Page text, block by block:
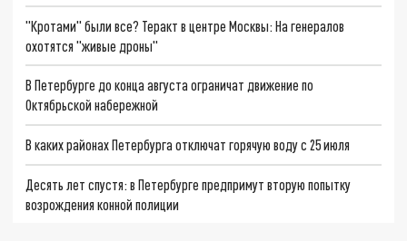
"Кротами" были все? Теракт в центре Москвы: На генералов
охотятся "живые дроны"
В Петербурге до конца августа ограничат движение по
Октябрьской набережной
В каких районах Петербурга отключат горячую воду с 25 июля
Десять лет спустя: в Петербурге предпримут вторую попытку
возрождения конной полиции